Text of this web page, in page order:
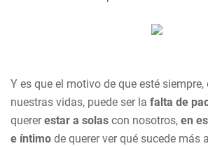
Y es que el motivo de que esté siempre,
nuestras vidas, puede ser la falta de
quererestar a solas con nosotros, en
e íntimo de querer ver qué sucede más